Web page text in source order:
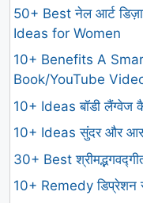
50+ Best नेल आर्ट
Ideas for Women
10+ Benefits A
Book/YouTube
10+ Ideas बॉडी लैंग्वेज
10+ Ideas सुंदर और
30+ Best
10+ Remedy डिप्रेशन